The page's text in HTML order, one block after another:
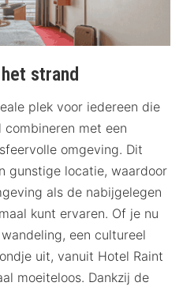
zee vanuit alle kamers.
kamers en is perfect
service, het luxe
Het is een uitstekende
en comfort zoekt aan zee.
strand
plek voor iedereen die
met een
omgeving. Dit
gunstige locatie, waardoor
als de nabijgelegen
kunt ervaren. Of je nu
een cultureel
uit, vanuit Hotel Raint
moeiteloos. Dankzij de